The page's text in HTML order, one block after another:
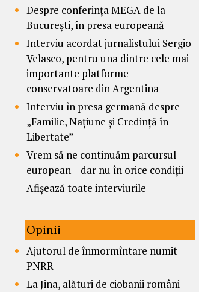
Despre conferința MEGA de la
București, în presa europeană
Interviu acordat jurnalistului Sergio
Velasco, pentru una dintre cele mai
importante platforme
conservatoare din Argentina
Interviu în presa germană despre
„Familie, Națiune și Credință în
Libertate”
Vrem să ne continuăm parcursul
european – dar nu în orice condiții
Afișează toate interviurile
Opinii
Ajutorul de înmormîntare numit
PNRR
La Jina, alături de ciobanii români